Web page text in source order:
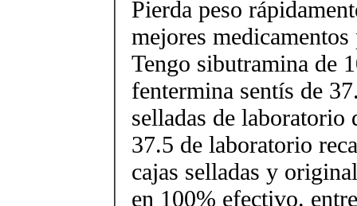
Pierda peso
mejores medicamentos
Tengo sibutramina de
fentermina sentís de
selladas de
37.5 de laboratorio
cajas selladas y
en 100% efectivo.